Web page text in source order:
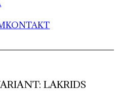
KONTAKT
LAKRIDS